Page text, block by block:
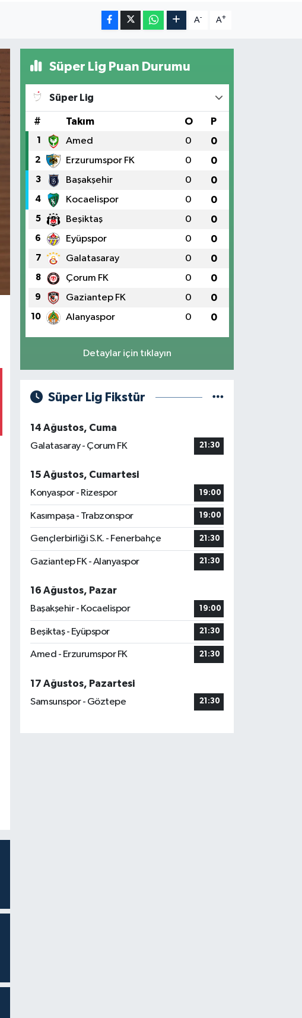
A- A+
Süper Lig Puan Durumu
Süper Lig
# Takım O P
1 Amed 0 0
2 Erzurumspor FK 0 0
3 Başakşehir 0 0
4 Kocaelispor 0 0
5 Beşiktaş 0 0
6 Eyüpspor 0 0
7 Galatasaray 0 0
8 Çorum FK 0 0
9 Gaziantep FK 0 0
10 Alanyaspor 0 0
Detaylar için tıklayın
Süper Lig Fikstür
14 Ağustos, Cuma
Galatasaray - Çorum FK
21:30
15 Ağustos, Cumartesi
Konyaspor - Rizespor
19:00
Kasımpaşa - Trabzonspor 19:00
Gençlerbirliği S.K. - Fenerbahçe 21:30
Gaziantep FK - Alanyaspor 21:30
16 Ağustos, Pazar
Başakşehir - Kocaelispor
19:00
Beşiktaş - Eyüpspor 21:30
Amed - Erzurumspor FK 21:30
17 Ağustos, Pazartesi
Samsunspor - Göztepe
21:30